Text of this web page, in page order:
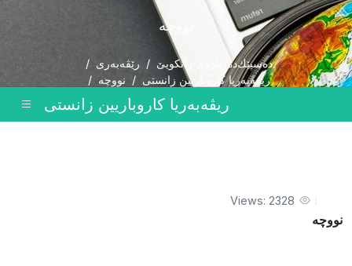
نووچه‌
دەسپێكده‌رباره‌ی زانكویێ
رێڤەبەری
ریڤەبەریا کاروباریین زانستى
نووچه‌
ریڤەبەریا کاروباریین زانستى
Views: 2328
نووچه‌